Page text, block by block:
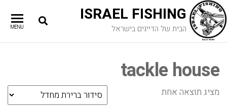
ISRAEL FISHING
הבית של הדייגים בישראל MENU
tackle house
מציג תוצאה אחת